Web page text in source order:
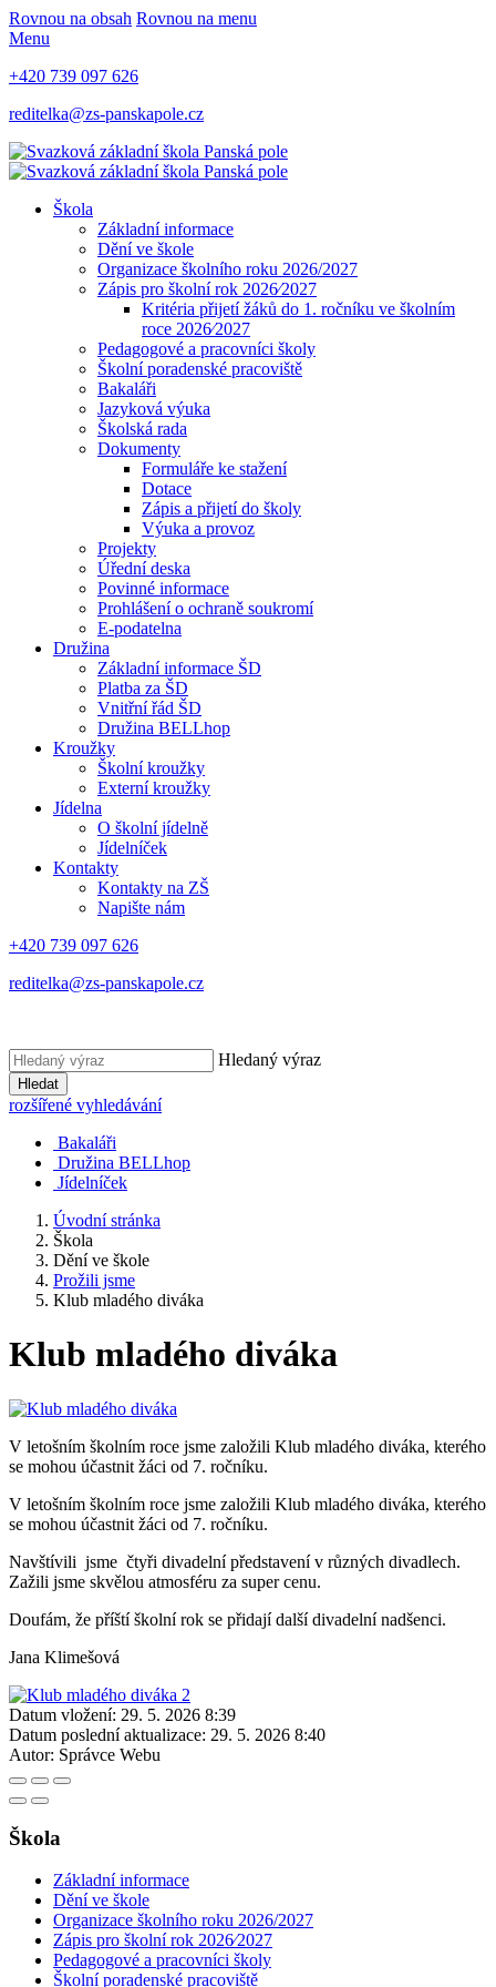
Rovnou na obsah Rovnou na menu
Menu
+420 739 097 626
reditelka@zs-panskapole.cz
Škola
Základní informace
Dění ve škole
Organizace školního roku 2026/2027
Zápis pro školní rok 2026⁄2027
Kritéria přijetí žáků do 1. ročníku ve školním
roce 2026⁄2027
Pedagogové a pracovníci školy
Školní poradenské pracoviště
Bakaláři
Jazyková výuka
Školská rada
Dokumenty
Formuláře ke stažení
Dotace
Zápis a přijetí do školy
Výuka a provoz
Projekty
Úřední deska
Povinné informace
Prohlášení o ochraně soukromí
E-podatelna
Družina
Základní informace ŠD
Platba za ŠD
Vnitřní řád ŠD
Družina BELLhop
Kroužky
Školní kroužky
Externí kroužky
Jídelna
O školní jídelně
Jídelníček
Kontakty
Kontakty na ZŠ
Napište nám
+420 739 097 626
reditelka@zs-panskapole.cz
Hledaný výraz
Hledat
rozšířené vyhledávání
Bakaláři
Družina BELLhop
Jídelníček
Úvodní stránka
Škola
Dění ve škole
Prožili jsme
Klub mladého diváka
Klub mladého diváka
V letošním školním roce jsme založili Klub mladého diváka, kterého
se mohou účastnit žáci od 7. ročníku.
V letošním školním roce jsme založili Klub mladého diváka, kterého
se mohou účastnit žáci od 7. ročníku.
Navštívili jsme čtyři divadelní představení v různých divadlech.
Zažili jsme skvělou atmosféru za super cenu.
Doufám, že příští školní rok se přidají další divadelní nadšenci.
Jana Klimešová
Datum vložení: 29. 5. 2026 8:39
Datum poslední aktualizace: 29. 5. 2026 8:40
Autor: Správce Webu
Škola
Základní informace
Dění ve škole
Organizace školního roku 2026/2027
Zápis pro školní rok 2026⁄2027
Pedagogové a pracovníci školy
Školní poradenské pracoviště